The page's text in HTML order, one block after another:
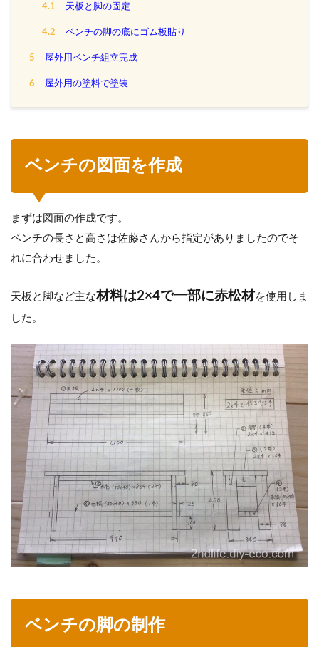
4.1 天板と脚の固定
4.2 ベンチの脚の底にゴム板貼り
5 屋外用ベンチ組立完成
6 屋外用の塗料で塗装
ベンチの図面を作成
まずは図面の作成です。
ベンチの長さと高さは佐藤さんから指定がありましたのでそ
れに合わせました。
天板と脚など主な材料は2×4で一部に赤松材を使用しま
した。
ベンチの脚の制作